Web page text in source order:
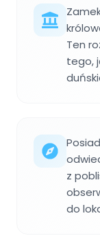
Ten
tego,
z
do